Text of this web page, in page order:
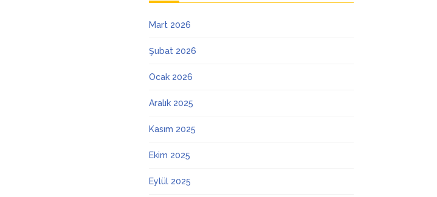
Mart 2026
Şubat 2026
Ocak 2026
Aralık 2025
Kasım 2025
Ekim 2025
Eylül 2025